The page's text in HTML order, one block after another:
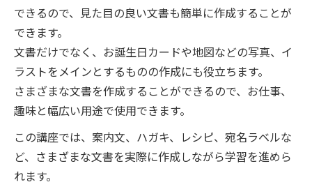
できるので、見た目の良い文書も簡単に作成することが
できます。
文書だけでなく、お誕生日カードや地図などの写真、イ
ラストをメインとするものの作成にも役立ちます。
さまざまな文書を作成することができるので、お仕事、
趣味と幅広い用途で使用できます。
この講座では、案内文、ハガキ、レシピ、宛名ラベルな
ど、さまざまな文書を実際に作成しながら学習を進めら
れます。